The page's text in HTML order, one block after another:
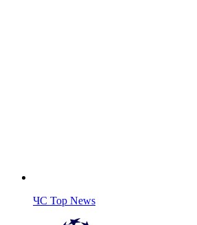
ЧС Top News